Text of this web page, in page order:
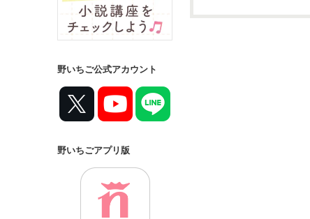
野いちご公式アカウント
野いちごアプリ版